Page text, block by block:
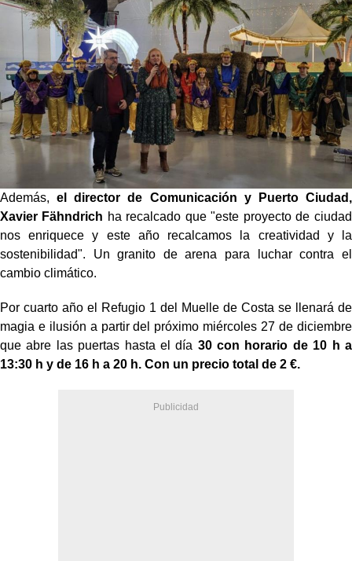
Además,el director de Comunicación y Puerto Ciudad,
Xavier Fähndrich ha recalcado que "este proyecto de ciudad
nos enriquece y este año recalcamos la creatividad y la
sostenibilidad". Un granito de arena para luchar contra el
cambio climático.
Por cuarto año el Refugio 1 del Muelle de Costa se llenará de
magia e ilusión a partir del próximo miércoles 27 de diciembre
que abre las puertas hasta el día 30 con horario de 10 h a
13:30 h y de 16 h a 20 h. Con un precio total de 2 €.